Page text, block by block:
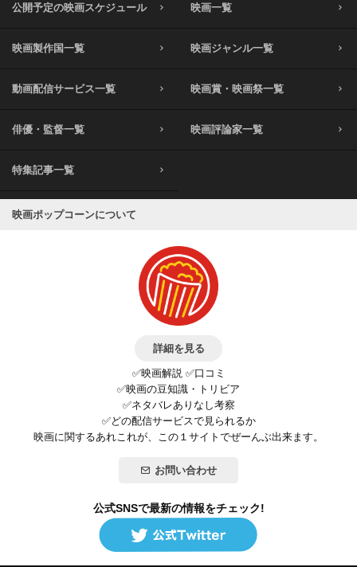
公開予定の映画スケジュール 映画一覧
映画製作国一覧 映画ジャンル一覧
動画配信サービス一覧 映画賞・映画祭一覧
俳優・監督一覧 映画評論家一覧
特集記事一覧
映画ポップコーンについて
詳細を見る
✅映画解説 ✅口コミ
✅映画の豆知識・トリビア
✅ネタバレありなし考察
✅どの配信サービスで見られるか
映画に関するあれこれが、この１サイトでぜーんぶ出来ます。
お問い合わせ
公式SNSで最新の情報をチェック!